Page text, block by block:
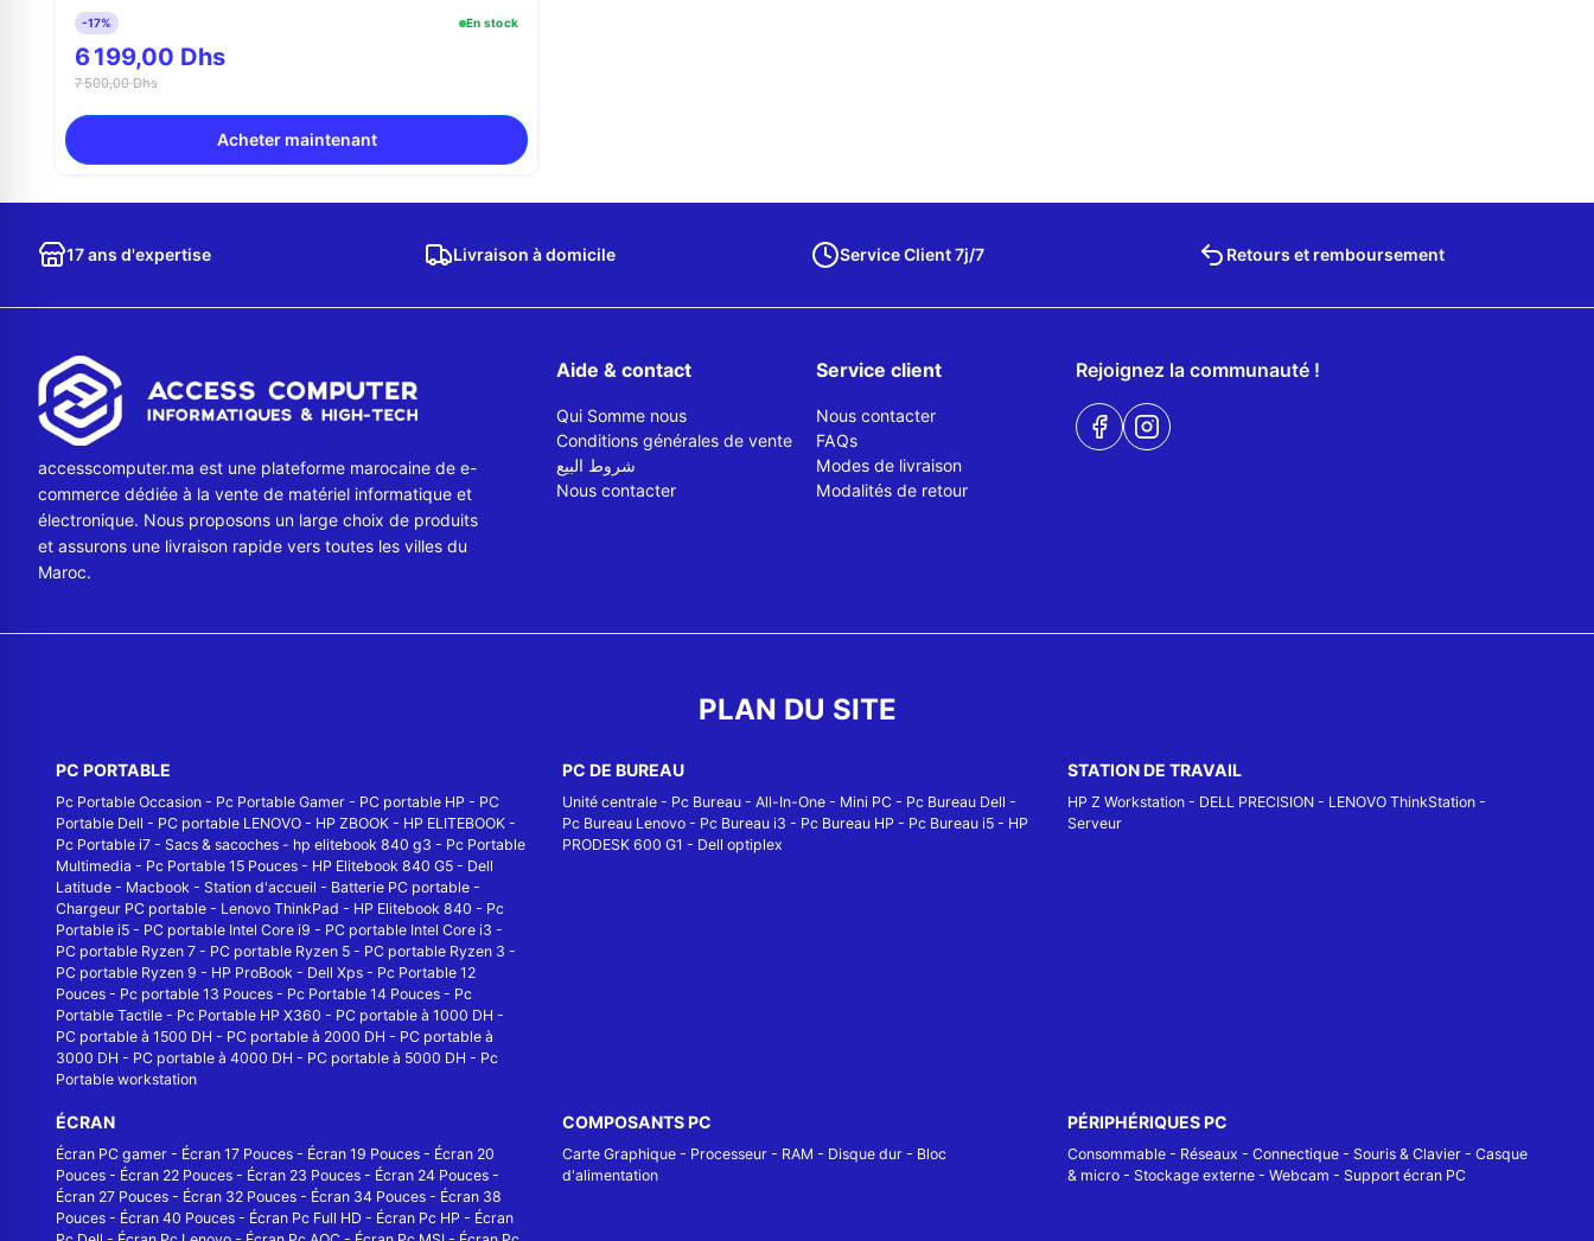
-17% En stock
6 199,00 Dhs
7 500,00 Dhs
Acheter maintenant
17 ans d'expertise Livraison à domicile Service Client 7j/7 Retours et remboursement
accesscomputer.ma est une plateforme marocaine de e-
commerce dédiée à la vente de matériel informatique et
électronique. Nous proposons un large choix de produits
et assurons une livraison rapide vers toutes les villes du
Maroc.
Aide & contact
Qui Somme nous
Conditions générales de vente
شروط البيع
Nous contacter
Service client
Nous contacter
FAQs
Modes de livraison
Modalités de retour
Rejoignez la communauté !
PLAN DU SITE
PC PORTABLE
Pc Portable Occasion - Pc Portable Gamer - PC portable HP - PC
Portable Dell - PC portable LENOVO - HP ZBOOK - HP ELITEBOOK -
Pc Portable i7 - Sacs & sacoches - hp elitebook 840 g3 - Pc Portable
Multimedia - Pc Portable 15 Pouces - HP Elitebook 840 G5 - Dell
Latitude - Macbook - Station d'accueil - Batterie PC portable -
Chargeur PC portable - Lenovo ThinkPad - HP Elitebook 840 - Pc
Portable i5 - PC portable Intel Core i9 - PC portable Intel Core i3 -
PC portable Ryzen 7 - PC portable Ryzen 5 - PC portable Ryzen 3 -
PC portable Ryzen 9 - HP ProBook - Dell Xps - Pc Portable 12
Pouces - Pc portable 13 Pouces - Pc Portable 14 Pouces - Pc
Portable Tactile - Pc Portable HP X360 - PC portable à 1000 DH -
PC portable à 1500 DH - PC portable à 2000 DH - PC portable à
3000 DH - PC portable à 4000 DH - PC portable à 5000 DH - Pc
Portable workstation
PC DE BUREAU
Unité centrale- Pc Bureau- All-In-One- Mini PC- Pc Bureau Dell -
Pc Bureau Lenovo- Pc Bureau i3 - Pc Bureau HP - Pc Bureau i5- HP
PRODESK 600 G1 - Dell optiplex
STATION DE TRAVAIL
HP Z Workstation - DELL PRECISION - LENOVO ThinkStation -
Serveur
ÉCRAN
Écran PC gamer - Écran 17 Pouces - Écran 19 Pouces - Écran 20
Pouces - Écran 22 Pouces - Écran 23 Pouces - Écran 24 Pouces -
Écran 27 Pouces - Écran 32 Pouces - Écran 34 Pouces - Écran 38
Pouces - Écran 40 Pouces - Écran Pc Full HD - Écran Pc HP - Écran
COMPOSANTS PC
Carte Graphique- Processeur- RAM - Disque dur- Bloc
d'alimentation
PÉRIPHÉRIQUES PC
Consommable - Réseaux - Connectique - Souris & Clavier -Casque
& micro - Stockage externe -Webcam - Support écran PC